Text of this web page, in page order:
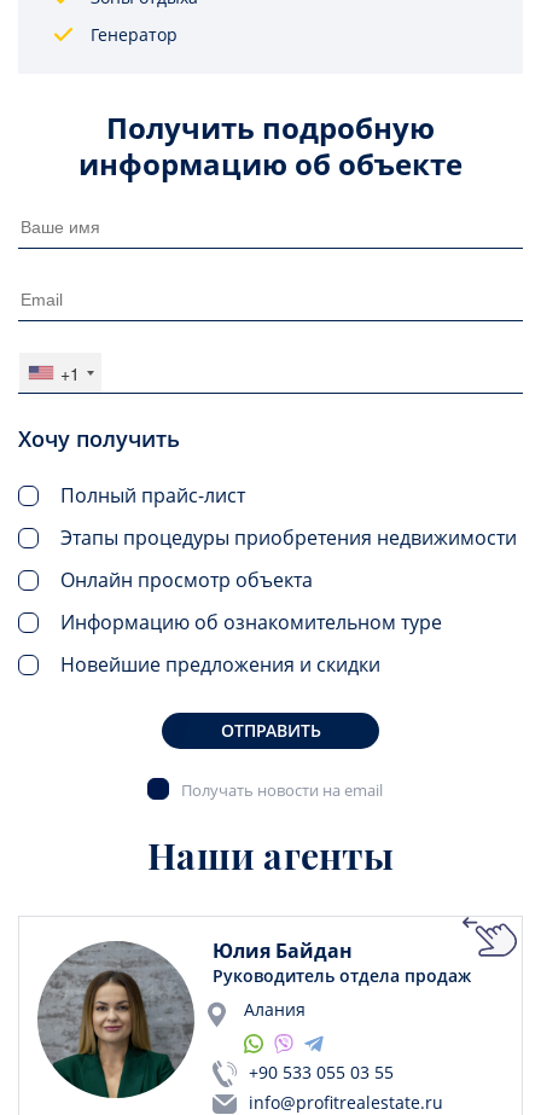
Генератор
Получить подробную
информацию об объекте
+1
Хочу получить
Полный прайс-лист
Этапы процедуры приобретения недвижимости
Онлайн просмотр объекта
Информацию об ознакомительном туре
Новейшие предложения и скидки
ОТПРАВИТЬ
Получать новости на email
Наши агенты
Юлия Байдан
Руководитель отдела продаж
Алания
+90 533 055 03 55
info@profitrealestate.ru